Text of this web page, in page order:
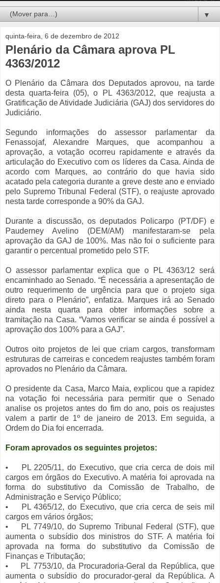
▼
quinta-feira, 6 de dezembro de 2012
Plenário da Câmara aprova PL
4363/2012
O Plenário da Câmara dos Deputados aprovou, na tarde
desta quarta-feira (05), o PL 4363/2012, que reajusta a
Gratificação de Atividade Judiciária (GAJ) dos servidores do
Judiciário.
Segundo informações do assessor parlamentar da
Fenassojaf, Alexandre Marques, que acompanhou a
aprovação, a votação ocorreu rapidamente e através da
articulação do Executivo com os líderes da Casa. Ainda de
acordo com Marques, ao contrário do que havia sido
acatado pela categoria durante a greve deste ano e enviado
pelo Supremo Tribunal Federal (STF), o reajuste aprovado
nesta tarde corresponde a 90% da GAJ.
Durante a discussão, os deputados Policarpo (PT/DF) e
Pauderney Avelino (DEM/AM) manifestaram-se pela
aprovação da GAJ de 100%. Mas não foi o suficiente para
garantir o percentual prometido pelo STF.
O assessor parlamentar explica que o PL 4363/12 será
encaminhado ao Senado. “É necessária a apresentação de
outro requerimento de urgência para que o projeto siga
direto para o Plenário”, enfatiza. Marques irá ao Senado
ainda nesta quarta para obter informações sobre a
tramitação na Casa. “Vamos verificar se ainda é possível a
aprovação dos 100% para a GAJ”.
Outros oito projetos de lei que criam cargos, transformam
estruturas de carreiras e concedem reajustes também foram
aprovados no Plenário da Câmara.
O presidente da Casa, Marco Maia, explicou que a rapidez
na votação foi necessária para permitir que o Senado
analise os projetos antes do fim do ano, pois os reajustes
valem a partir de 1º de janeiro de 2013. Em seguida, a
Ordem do Dia foi encerrada.
Foram aprovados os seguintes projetos:
• PL 2205/11, do Executivo, que cria cerca de dois mil
cargos em órgãos do Executivo. A matéria foi aprovada na
forma do substitutivo da Comissão de Trabalho, de
Administração e Serviço Público;
• PL 4365/12, do Executivo, que cria cerca de seis mil
cargos em vários órgãos;
• PL 7749/10, do Supremo Tribunal Federal (STF), que
aumenta o subsídio dos ministros do STF. A matéria foi
aprovada na forma do substitutivo da Comissão de
Finanças e Tributação;
• PL 7753/10, da Procuradoria-Geral da República, que
aumenta o subsídio do procurador-geral da República. A